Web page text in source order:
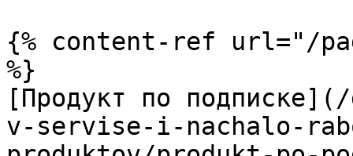
{% content-ref url="/
%}
[Продукт по
v-servise-i-nachalo-